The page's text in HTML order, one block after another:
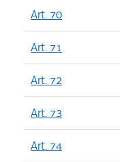
Art. 70
Art. 71
Art. 72
Art. 73
Art. 74